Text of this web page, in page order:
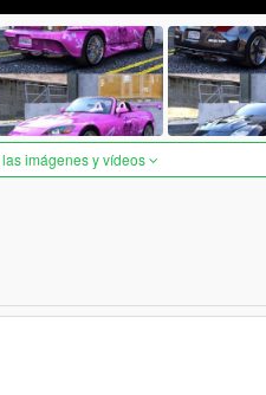
imágenes y vídeos